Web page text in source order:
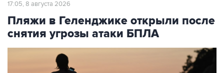
снятия угрозы атаки БПЛА